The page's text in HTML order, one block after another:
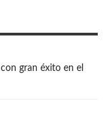
gran éxito en el